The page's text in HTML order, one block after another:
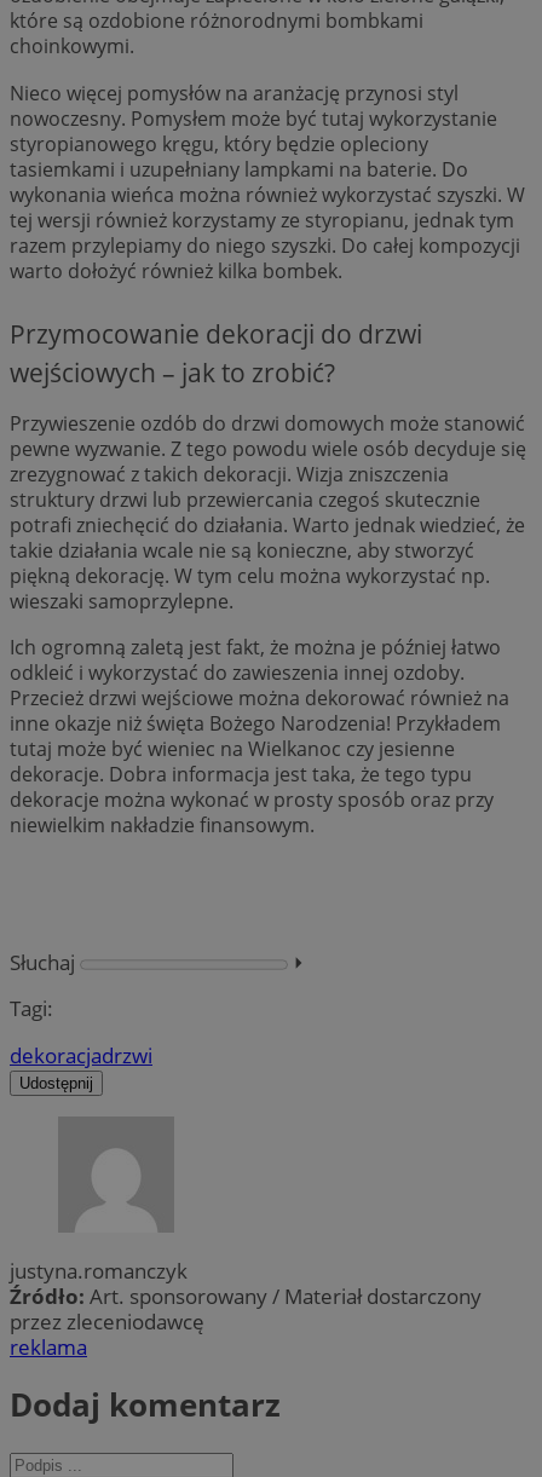
które są ozdobione różnorodnymi bombkami
choinkowymi.
Nieco więcej pomysłów na aranżację przynosi styl
nowoczesny. Pomysłem może być tutaj wykorzystanie
styropianowego kręgu, który będzie opleciony
tasiemkami i uzupełniany lampkami na baterie. Do
wykonania wieńca można również wykorzystać szyszki. W
tej wersji również korzystamy ze styropianu, jednak tym
razem przylepiamy do niego szyszki. Do całej kompozycji
warto dołożyć również kilka bombek.
Przymocowanie dekoracji do drzwi
wejściowych – jak to zrobić?
Przywieszenie ozdób do drzwi domowych może stanowić
pewne wyzwanie. Z tego powodu wiele osób decyduje się
zrezygnować z takich dekoracji. Wizja zniszczenia
struktury drzwi lub przewiercania czegoś skutecznie
potrafi zniechęcić do działania. Warto jednak wiedzieć, że
takie działania wcale nie są konieczne, aby stworzyć
piękną dekorację. W tym celu można wykorzystać np.
wieszaki samoprzylepne.
Ich ogromną zaletą jest fakt, że można je później łatwo
odkleić i wykorzystać do zawieszenia innej ozdoby.
Przecież drzwi wejściowe można dekorować również na
inne okazje niż święta Bożego Narodzenia! Przykładem
tutaj może być wieniec na Wielkanoc czy jesienne
dekoracje. Dobra informacja jest taka, że tego typu
dekoracje można wykonać w prosty sposób oraz przy
niewielkim nakładzie finansowym.
Słuchaj
⏵︎
Tagi:
dekoracjadrzwi
Udostępnij
justyna.romanczyk
Źródło: Art. sponsorowany / Materiał dostarczony
przez zleceniodawcę
reklama
Dodaj komentarz